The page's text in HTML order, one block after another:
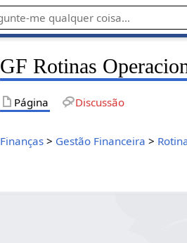
GF Rotinas
Página Discussão
Finanças > Gestão Financeira >